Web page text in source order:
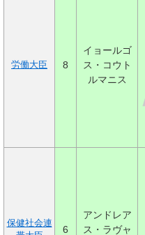
労働大臣 8
イョールゴ
ス・コウト
ルマニス
保健社会連
6
アンドレア
ス・ラヴャ